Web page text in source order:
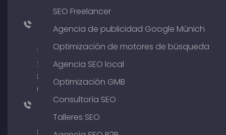
+49
176
204
801
64
+49
89
SEO Freelancer
Agencia de publicidad Google Múnich
Optimización de motores de búsqueda
Agencia SEO local
Optimización GMB
Consultoría SEO
Talleres SEO